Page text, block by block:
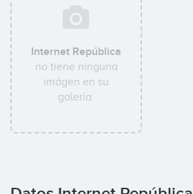
Internet República
no tiene ninguna
imágen en su
galería.